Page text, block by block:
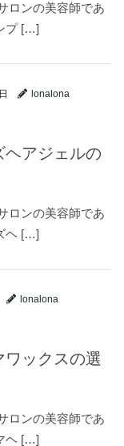
ロンの美容師であ
プ […]
lonalona
ヘアジェルの
ロンの美容師であ
ヘ […]
lonalona
ワックスの選
ロンの美容師であ
ヘ […]